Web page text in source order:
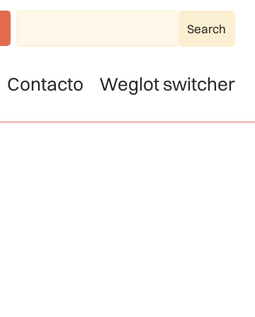
Contacto Weglot switcher